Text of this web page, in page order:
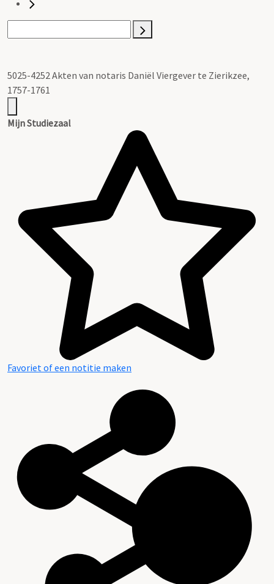
5025-4252 Akten van notaris Daniël Viergever te Zierikzee,
1757-1761
Mijn Studiezaal
Favoriet of een notitie maken